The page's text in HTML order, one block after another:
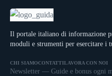
Il portale italiano di informazione
moduli e strumenti per esercitare
CHI SIAMOCONTATTI LAVORA CON NOI
Newsletter — Guide e bonus ogni